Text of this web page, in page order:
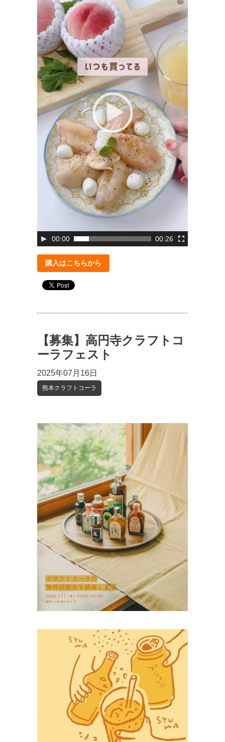
00:00 00:26
購入はこちらから
【募集】高円寺クラフトコ
ーラフェスト
2025年07月16日
熊本クラフトコーラ